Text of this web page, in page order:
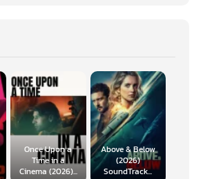
Once Upon a
Time in a
Cinema (2026)...
Above & Below
(2026)
SoundTrack...